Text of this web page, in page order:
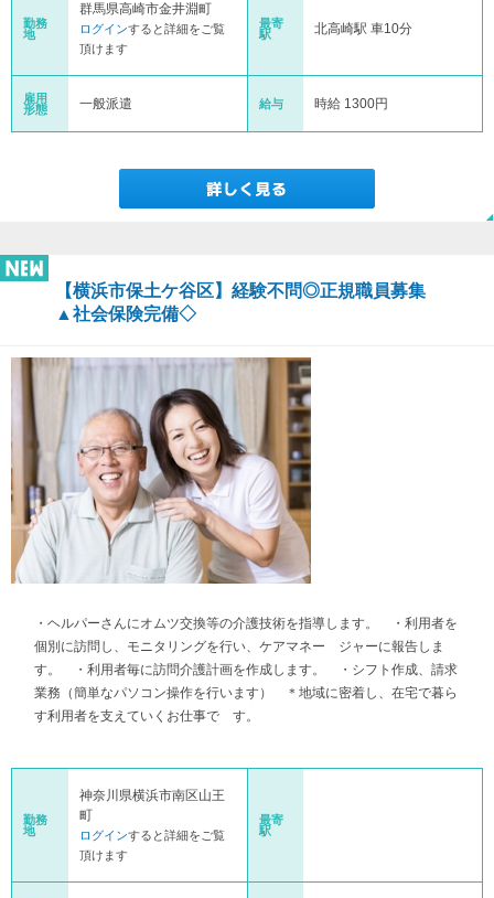
勤務
地
群馬県高崎市金井淵町
ログインすると詳細をご覧
頂けます
最寄
駅
北高崎駅 車10分
雇用
形態
一般派遣 給与 時給 1300円
【横浜市保土ケ谷区】経験不問◎正規職員募集
▲社会保険完備◇
・ヘルパーさんにオムツ交換等の介護技術を指導します。 ・利用者を
個別に訪問し、モニタリングを行い、ケアマネー ジャーに報告しま
す。 ・利用者毎に訪問介護計画を作成します。 ・シフト作成、請求
業務（簡単なパソコン操作を行います） ＊地域に密着し、在宅で暮ら
す利用者を支えていくお仕事で す。
勤務
地
神奈川県横浜市南区山王
町
ログインすると詳細をご覧
頂けます
最寄
駅